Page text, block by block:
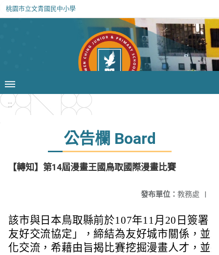
桃園市立文青國民中小學
:::
公告欄 Board
【轉知】第14屆漫畫王國鳥取國際漫畫比賽
發布單位： 教務處 |
該市與日本鳥取縣前於107年11月20日簽署
友好交流協定」，締結為友好城市關係，並
化交流，希藉由旨揭比賽挖掘漫畫人才，並